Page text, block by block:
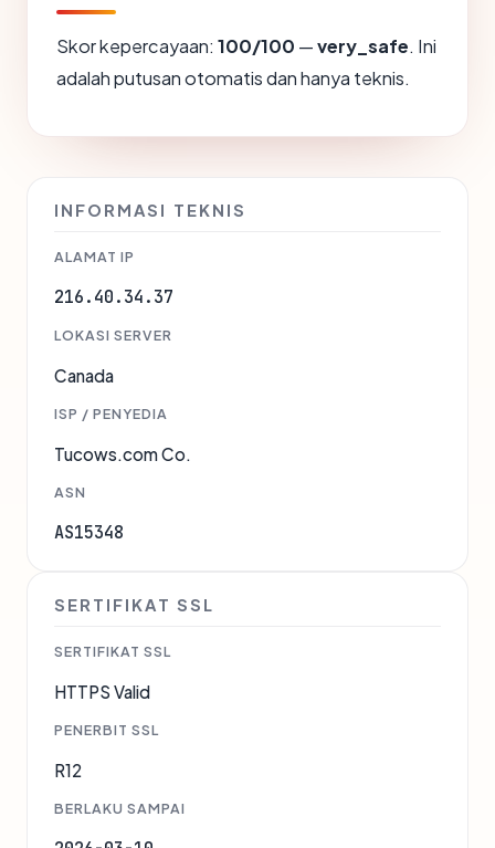
Skor kepercayaan: 100/100 —very_safe. Ini
adalah putusan otomatis dan hanya teknis.
INFORMASI TEKNIS
ALAMAT IP
216.40.34.37
LOKASI SERVER
Canada
ISP / PENYEDIA
Tucows.com Co.
ASN
AS15348
SERTIFIKAT SSL
SERTIFIKAT SSL
HTTPS Valid
PENERBIT SSL
R12
BERLAKU SAMPAI